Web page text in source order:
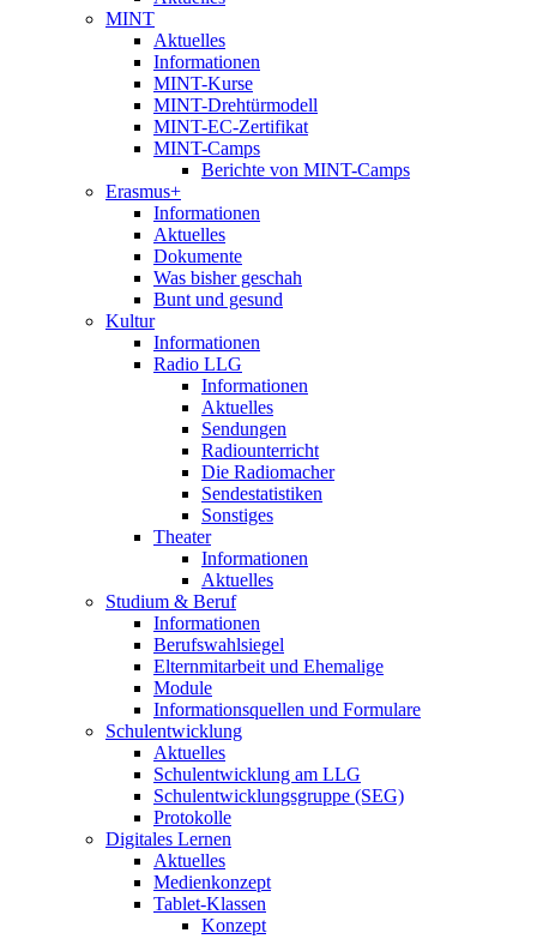
MINT
Aktuelles
Informationen
MINT-Kurse
MINT-Drehtürmodell
MINT-EC-Zertifikat
MINT-Camps
Berichte von MINT-Camps
Erasmus+
Informationen
Aktuelles
Dokumente
Was bisher geschah
Bunt und gesund
Kultur
Informationen
Radio LLG
Informationen
Aktuelles
Sendungen
Radiounterricht
Die Radiomacher
Sendestatistiken
Sonstiges
Theater
Informationen
Aktuelles
Studium & Beruf
Informationen
Berufswahlsiegel
Elternmitarbeit und Ehemalige
Module
Informationsquellen und Formulare
Schulentwicklung
Aktuelles
Schulentwicklung am LLG
Schulentwicklungsgruppe (SEG)
Protokolle
Digitales Lernen
Aktuelles
Medienkonzept
Tablet-Klassen
Konzept